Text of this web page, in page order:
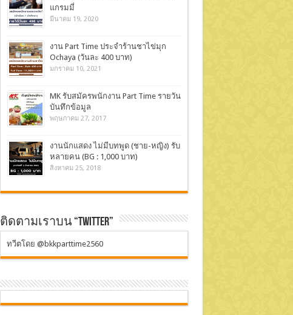
แกรมมี่
มีนาคม 19, 2020
งาน Part Time ประจำร้านชาไข่มุก
Ochaya (วันละ 400 บาท)
มกราคม 10, 2021
MK รับสมัครพนักงาน Part Time รายวัน
บันทึกข้อมูล
พฤษภาคม 27, 2017
งานนักแสดง ไม่มีบทพูด (ชาย-หญิง) รับ
หลายคน (BG : 1,000 บาท)
สิงหาคม 25, 2018
ติดตามเราบน “Twitter”
ทวีตโดย @bkkparttime2560